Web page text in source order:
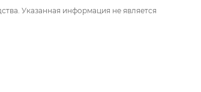
Указанная информация не является